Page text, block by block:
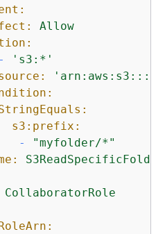
Allow
-
's3:*'
s3:prefix:
-
"myfolder/*"
S3ReadSpecificFolder
CollaboratorRole